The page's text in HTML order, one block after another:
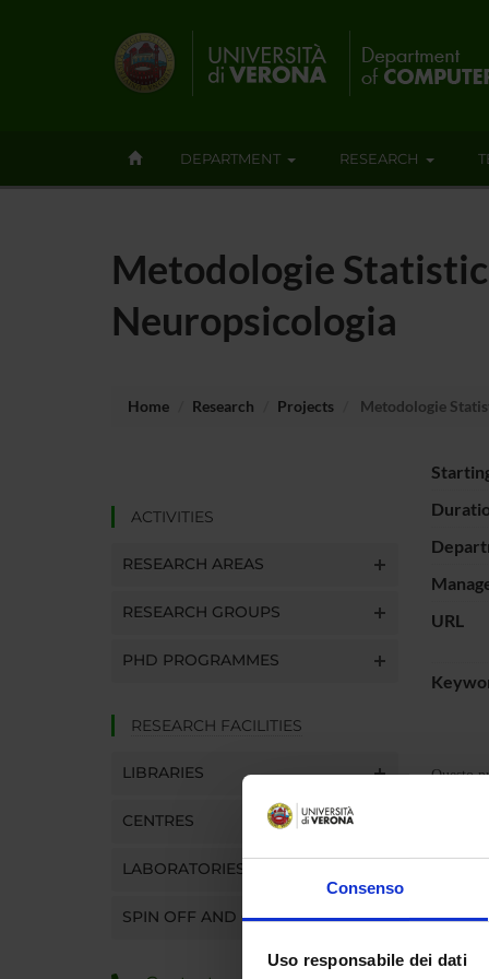
Consenso
Uso responsabile dei dati
DEPARTMENT RESEARCH
Metodologie
Neuropsicologia
Home Research Projects Metodologie
ACTIVITIES
RESEARCH AREAS
RESEARCH GROUPS
PHD PROGRAMMES
RESEARCH FACILITIES
LIBRARIES
CENTRES
LABORATORIES
SPIN OFF AND COMPANIES
URL
Questo